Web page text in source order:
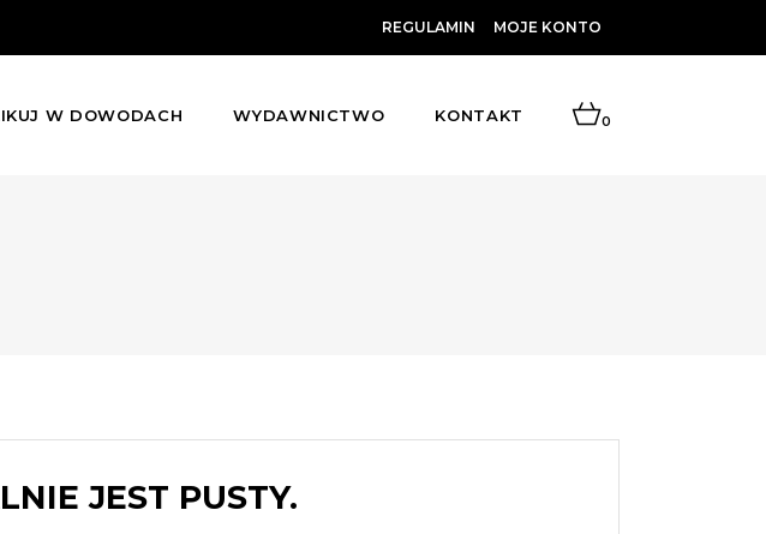
REGULAMIN MOJE KONTO
W DOWODACH WYDAWNICTWO KONTAKT 0
JEST PUSTY.